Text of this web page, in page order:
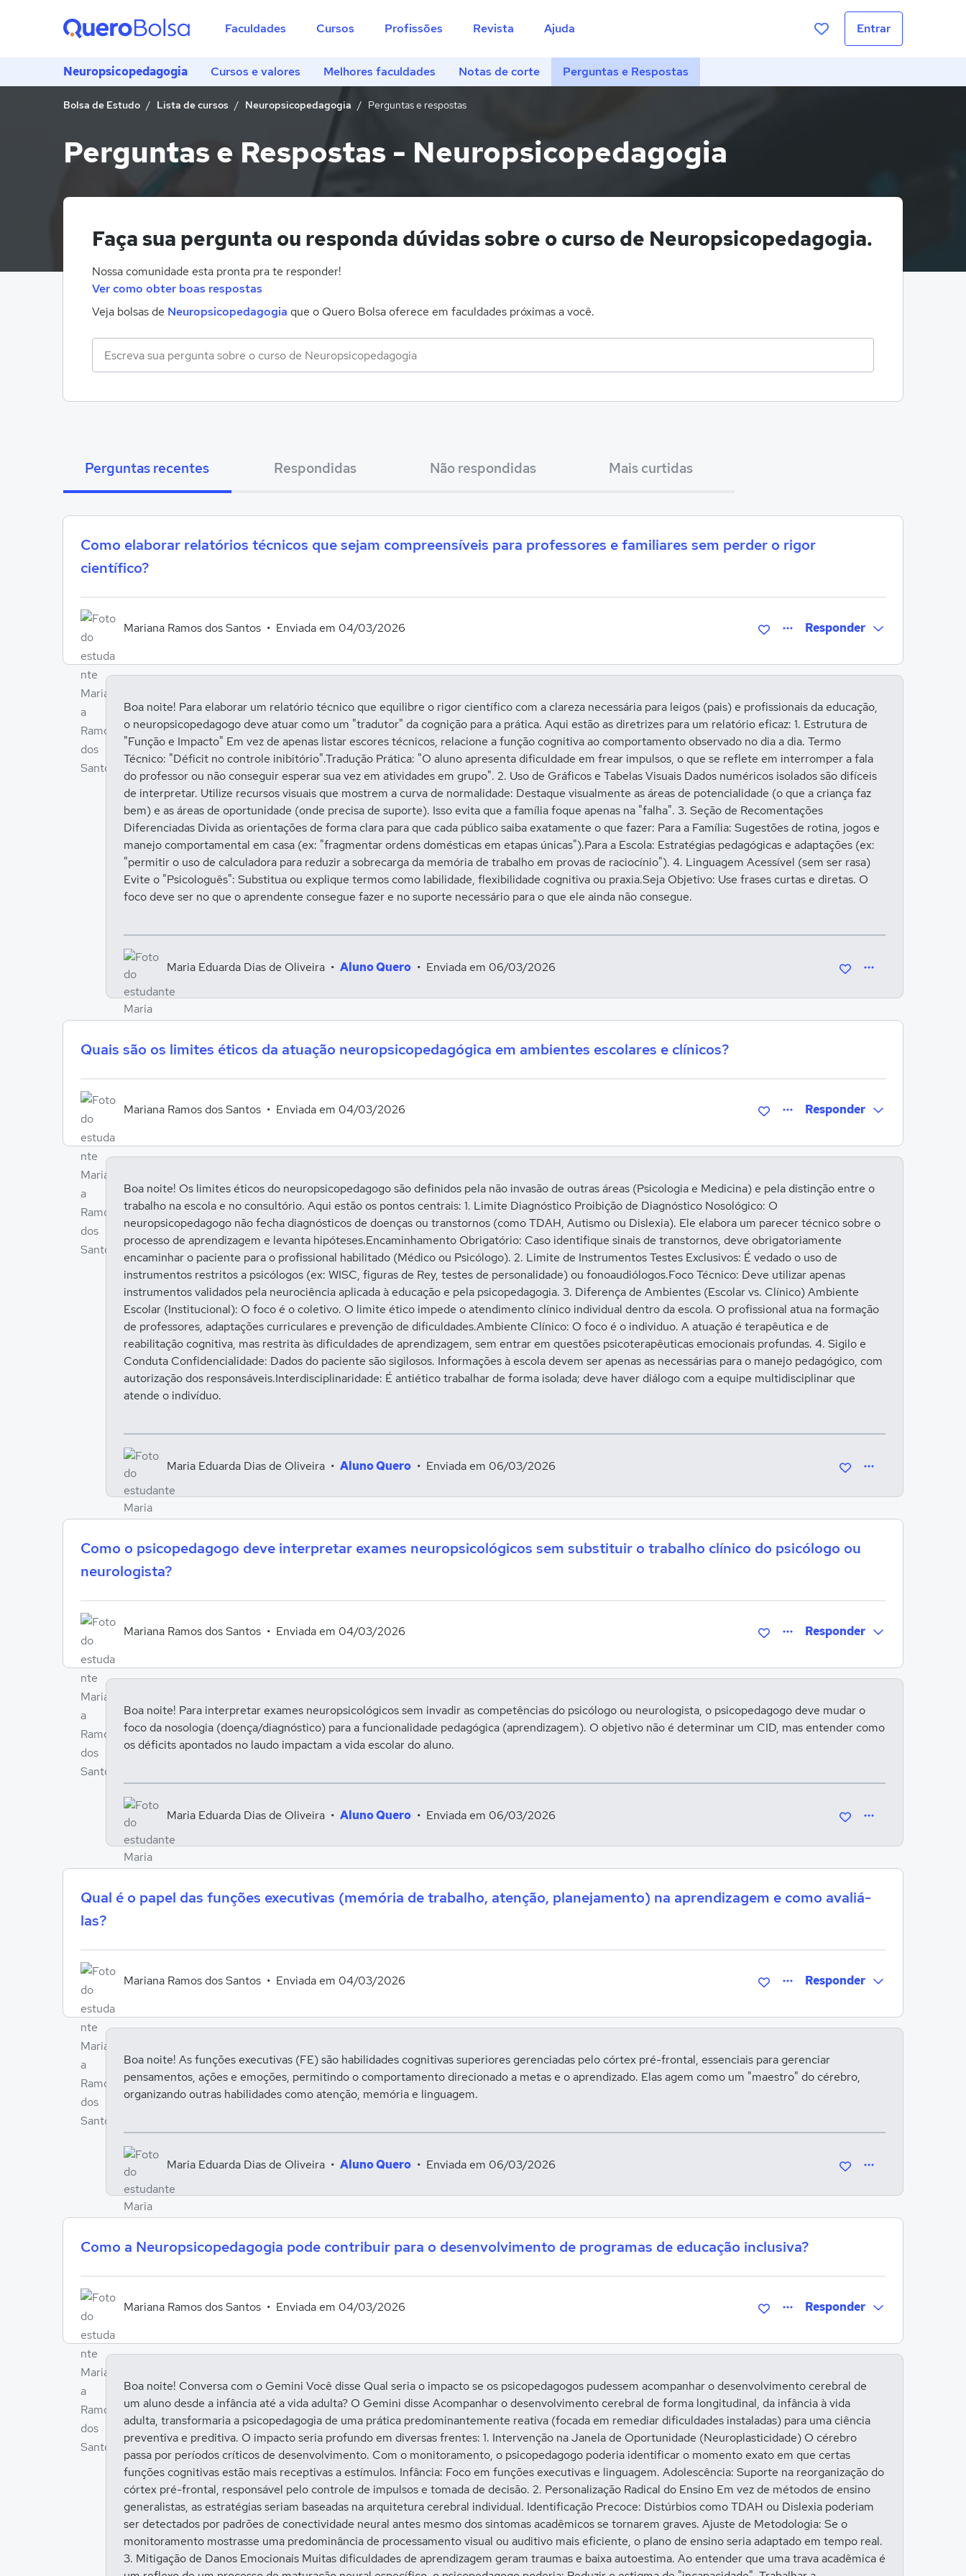
Faculdades Cursos Profissões Revista Ajuda Entrar
Neuropsicopedagogia Cursos e valores Melhores faculdades Notas de corte Perguntas e Respostas
Bolsa de Estudo Lista de cursos Neuropsicopedagogia Perguntas e respostas
Perguntas e Respostas - Neuropsicopedagogia
Faça sua pergunta ou responda dúvidas sobre o curso de Neuropsicopedagogia.
Nossa comunidade esta pronta pra te responder!
Ver como obter boas respostas
Veja bolsas de Neuropsicopedagogia que o Quero Bolsa oferece em faculdades próximas a você.
Perguntas recentes Respondidas Não respondidas Mais curtidas
Como elaborar relatórios técnicos que sejam compreensíveis para professores e familiares sem perder o rigor
científico?
Mariana Ramos dos Santos Enviada em 04/03/2026 Responder
Boa noite! Para elaborar um relatório técnico que equilibre o rigor científico com a clareza necessária para leigos (pais) e profissionais da educação,
o neuropsicopedagogo deve atuar como um "tradutor" da cognição para a prática. Aqui estão as diretrizes para um relatório eficaz: 1. Estrutura de
"Função e Impacto" Em vez de apenas listar escores técnicos, relacione a função cognitiva ao comportamento observado no dia a dia. Termo
Técnico: "Déficit no controle inibitório".Tradução Prática: "O aluno apresenta dificuldade em frear impulsos, o que se reflete em interromper a fala
do professor ou não conseguir esperar sua vez em atividades em grupo". 2. Uso de Gráficos e Tabelas Visuais Dados numéricos isolados são difíceis
de interpretar. Utilize recursos visuais que mostrem a curva de normalidade: Destaque visualmente as áreas de potencialidade (o que a criança faz
bem) e as áreas de oportunidade (onde precisa de suporte). Isso evita que a família foque apenas na "falha". 3. Seção de Recomentações
Diferenciadas Divida as orientações de forma clara para que cada público saiba exatamente o que fazer: Para a Família: Sugestões de rotina, jogos e
manejo comportamental em casa (ex: "fragmentar ordens domésticas em etapas únicas").Para a Escola: Estratégias pedagógicas e adaptações (ex:
"permitir o uso de calculadora para reduzir a sobrecarga da memória de trabalho em provas de raciocínio"). 4. Linguagem Acessível (sem ser rasa)
Evite o "Psicologuês": Substitua ou explique termos como labilidade, flexibilidade cognitiva ou praxia.Seja Objetivo: Use frases curtas e diretas. O
foco deve ser no que o aprendente consegue fazer e no suporte necessário para o que ele ainda não consegue.
Maria Eduarda Dias de Oliveira • Aluno Quero Enviada em 06/03/2026
Quais são os limites éticos da atuação neuropsicopedagógica em ambientes escolares e clínicos?
Mariana Ramos dos Santos Enviada em 04/03/2026 Responder
Boa noite! Os limites éticos do neuropsicopedagogo são definidos pela não invasão de outras áreas (Psicologia e Medicina) e pela distinção entre o
trabalho na escola e no consultório. Aqui estão os pontos centrais: 1. Limite Diagnóstico Proibição de Diagnóstico Nosológico: O
neuropsicopedagogo não fecha diagnósticos de doenças ou transtornos (como TDAH, Autismo ou Dislexia). Ele elabora um parecer técnico sobre o
processo de aprendizagem e levanta hipóteses.Encaminhamento Obrigatório: Caso identifique sinais de transtornos, deve obrigatoriamente
encaminhar o paciente para o profissional habilitado (Médico ou Psicólogo). 2. Limite de Instrumentos Testes Exclusivos: É vedado o uso de
instrumentos restritos a psicólogos (ex: WISC, figuras de Rey, testes de personalidade) ou fonoaudiólogos.Foco Técnico: Deve utilizar apenas
instrumentos validados pela neurociência aplicada à educação e pela psicopedagogia. 3. Diferença de Ambientes (Escolar vs. Clínico) Ambiente
Escolar (Institucional): O foco é o coletivo. O limite ético impede o atendimento clínico individual dentro da escola. O profissional atua na formação
de professores, adaptações curriculares e prevenção de dificuldades.Ambiente Clínico: O foco é o individuo. A atuação é terapêutica e de
reabilitação cognitiva, mas restrita às dificuldades de aprendizagem, sem entrar em questões psicoterapêuticas emocionais profundas. 4. Sigilo e
Conduta Confidencialidade: Dados do paciente são sigilosos. Informações à escola devem ser apenas as necessárias para o manejo pedagógico, com
autorização dos responsáveis.Interdisciplinaridade: É antiético trabalhar de forma isolada; deve haver diálogo com a equipe multidisciplinar que
atende o indivíduo.
Maria Eduarda Dias de Oliveira • Aluno Quero Enviada em 06/03/2026
Como o psicopedagogo deve interpretar exames neuropsicológicos sem substituir o trabalho clínico do psicólogo ou
neurologista?
Mariana Ramos dos Santos Enviada em 04/03/2026 Responder
Boa noite! Para interpretar exames neuropsicológicos sem invadir as competências do psicólogo ou neurologista, o psicopedagogo deve mudar o
foco da nosologia (doença/diagnóstico) para a funcionalidade pedagógica (aprendizagem). O objetivo não é determinar um CID, mas entender como
os déficits apontados no laudo impactam a vida escolar do aluno.
Maria Eduarda Dias de Oliveira • Aluno Quero Enviada em 06/03/2026
Qual é o papel das funções executivas (memória de trabalho, atenção, planejamento) na aprendizagem e como avaliá-
las?
Mariana Ramos dos Santos Enviada em 04/03/2026 Responder
Boa noite! As funções executivas (FE) são habilidades cognitivas superiores gerenciadas pelo córtex pré-frontal, essenciais para gerenciar
pensamentos, ações e emoções, permitindo o comportamento direcionado a metas e o aprendizado. Elas agem como um "maestro" do cérebro,
organizando outras habilidades como atenção, memória e linguagem.
Maria Eduarda Dias de Oliveira • Aluno Quero Enviada em 06/03/2026
Como a Neuropsicopedagogia pode contribuir para o desenvolvimento de programas de educação inclusiva?
Mariana Ramos dos Santos Enviada em 04/03/2026 Responder
Boa noite! Conversa com o Gemini Você disse Qual seria o impacto se os psicopedagogos pudessem acompanhar o desenvolvimento cerebral de
um aluno desde a infância até a vida adulta? O Gemini disse Acompanhar o desenvolvimento cerebral de forma longitudinal, da infância à vida
adulta, transformaria a psicopedagogia de uma prática predominantemente reativa (focada em remediar dificuldades instaladas) para uma ciência
preventiva e preditiva. O impacto seria profundo em diversas frentes: 1. Intervenção na Janela de Oportunidade (Neuroplasticidade) O cérebro
passa por períodos críticos de desenvolvimento. Com o monitoramento, o psicopedagogo poderia identificar o momento exato em que certas
funções cognitivas estão mais receptivas a estímulos. Infância: Foco em funções executivas e linguagem. Adolescência: Suporte na reorganização do
córtex pré-frontal, responsável pelo controle de impulsos e tomada de decisão. 2. Personalização Radical do Ensino Em vez de métodos de ensino
generalistas, as estratégias seriam baseadas na arquitetura cerebral individual. Identificação Precoce: Distúrbios como TDAH ou Dislexia poderiam
ser detectados por padrões de conectividade neural antes mesmo dos sintomas acadêmicos se tornarem graves. Ajuste de Metodologia: Se o
monitoramento mostrasse uma predominância de processamento visual ou auditivo mais eficiente, o plano de ensino seria adaptado em tempo real.
3. Mitigação de Danos Emocionais Muitas dificuldades de aprendizagem geram traumas e baixa autoestima. Ao entender que uma trava acadêmica é